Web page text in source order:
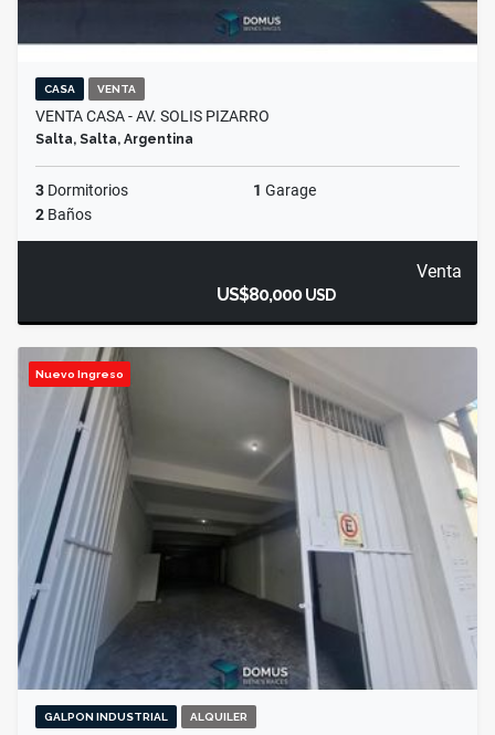
CASA VENTA
VENTA CASA - AV. SOLIS PIZARRO
Salta, Salta, Argentina
3 Dormitorios 1 Garage
2 Baños
Venta
US$80,000USD
Nuevo Ingreso
GALPON INDUSTRIAL ALQUILER